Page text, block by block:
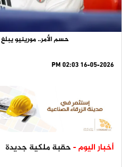
حسم الأمر.. مورينيو
16-05-2026 02:03 PM
أخبار اليوم -حقبة ملكية جديدة